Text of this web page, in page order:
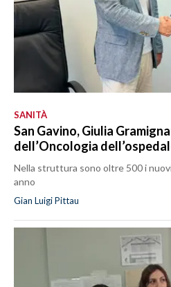
SANITÀ
San Gavino, Giulia
dell’Oncologia
Nella struttura sono oltre 500 i
anno
Gian Luigi Pittau